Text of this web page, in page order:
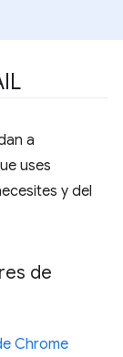
a
uses
y del
de
Chrome